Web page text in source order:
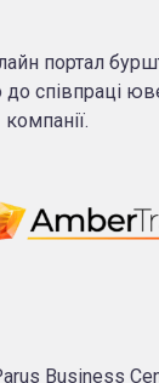
портал
співпраці
компанії.
Business